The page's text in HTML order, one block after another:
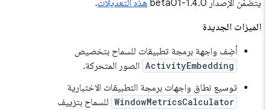
يتضمّن الإصدار 1.4.0-beta01
هذه التعديلات.
الميزات الجديدة
أضِف واجهة برمجة تطبيقات للسماح بتخصيص
ActivityEmbedding الصور المتحركة.
توسيع نطاق واجهات برمجة التطبيقات الاختبارية
WindowMetricsCalculator للسماح بتزييف